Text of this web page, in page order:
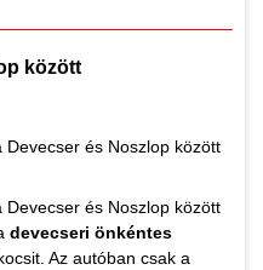
között
és Noszlop között
és Noszlop között
devecseri önkéntes
Az autóban csak a